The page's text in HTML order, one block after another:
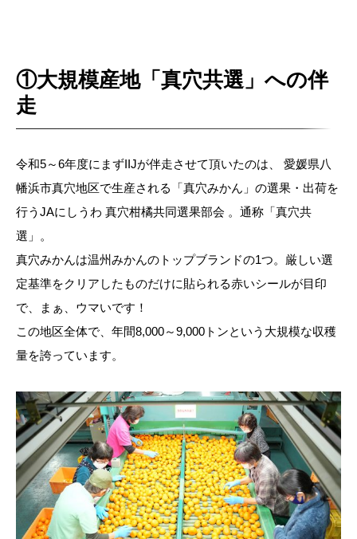
①大規模産地「真穴共選」への伴
走
令和5～6年度にまずIIJが伴走させて頂いたのは、 愛媛県八
幡浜市真穴地区で生産される「真穴みかん」の選果・出荷を
行うJAにしうわ 真穴柑橘共同選果部会 。通称「真穴共
選」。
真穴みかんは温州みかんのトップブランドの1つ。厳しい選
定基準をクリアしたものだけに貼られる赤いシールが目印
で、まぁ、ウマいです！
この地区全体で、年間8,000～9,000トンという大規模な収穫
量を誇っています。